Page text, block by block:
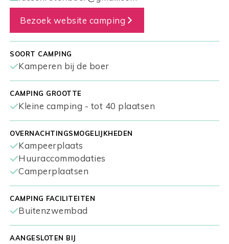
Bezoek website camping
SOORT CAMPING
Kamperen bij de boer
CAMPING GROOTTE
Kleine camping - tot 40 plaatsen
OVERNACHTINGSMOGELIJKHEDEN
Kampeerplaats
Huuraccommodaties
Camperplaatsen
CAMPING FACILITEITEN
Buitenzwembad
AANGESLOTEN BIJ